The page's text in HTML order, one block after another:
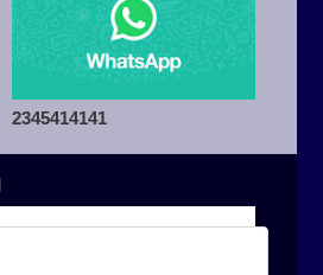
2345414141